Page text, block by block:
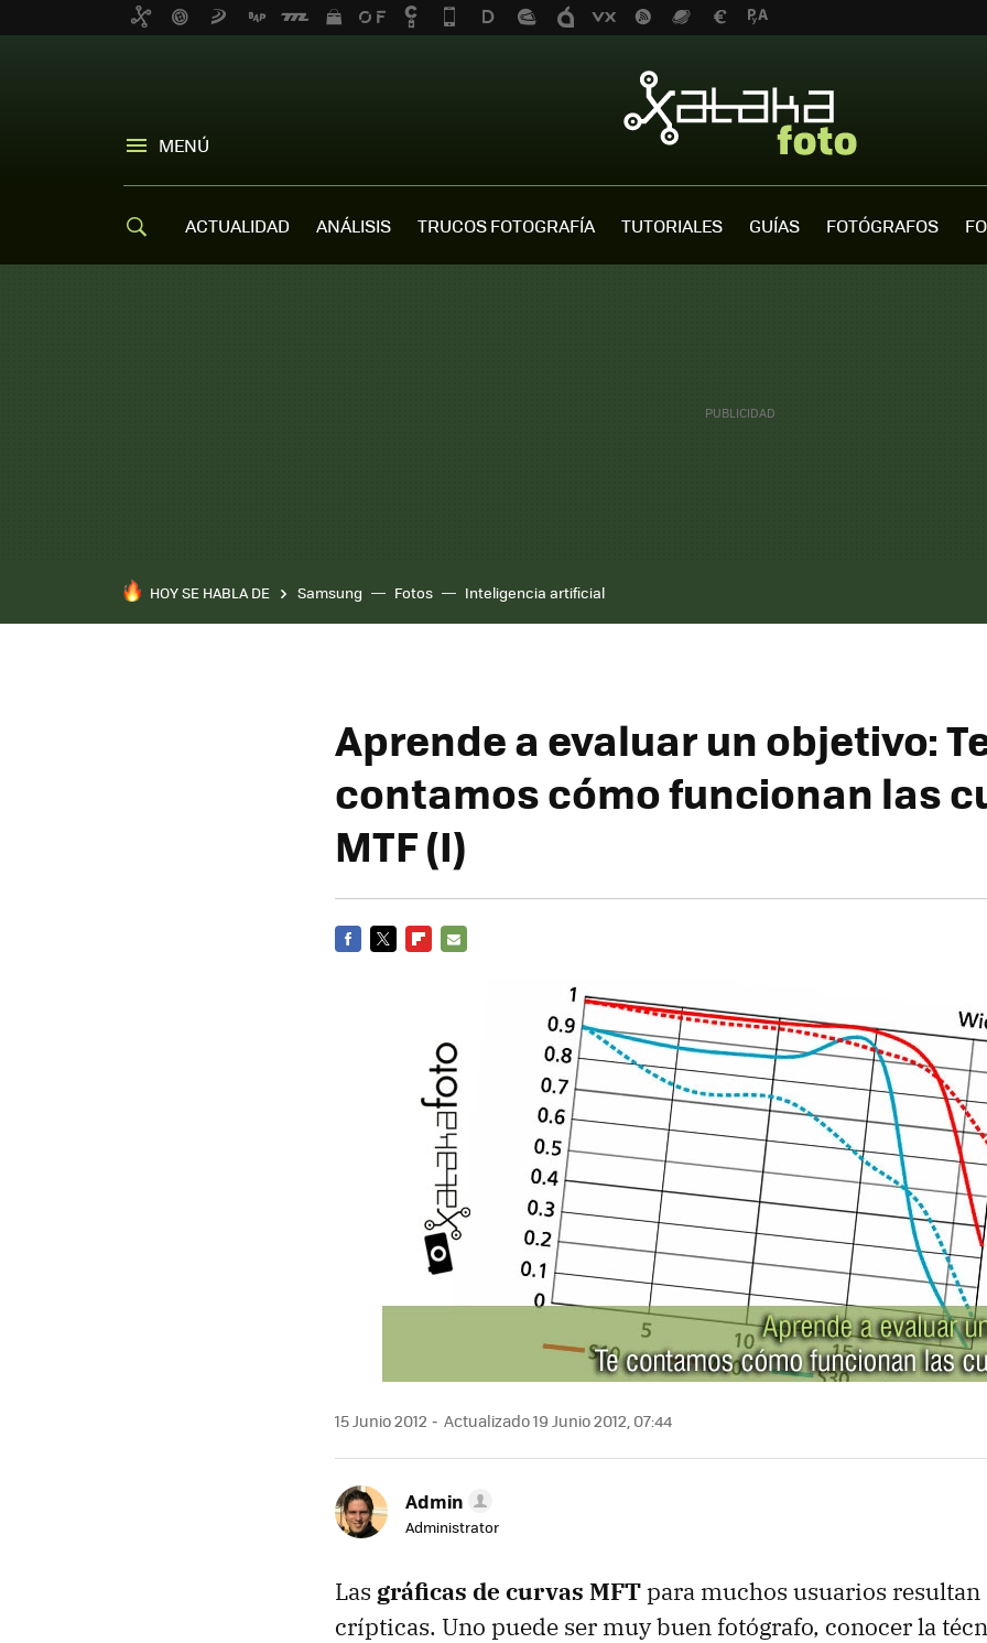
MENÚ
ACTUALIDAD ANÁLISIS TRUCOS FOTOGRAFÍA TUTORIALES GUÍAS FOTÓGRAFOS
HOY SE HABLA DE Samsung Fotos Inteligencia artificial
Aprende a evaluar un objetivo:
contamos cómo funcionan las
MTF (I)
15 Junio 2012 Actualizado 19 Junio 2012, 07:44
Admin
Administrator
Las gráficas de curvas MFTpara muchos usuarios resultan
crípticas. Uno puede ser muy buen fotógrafo, conocer la